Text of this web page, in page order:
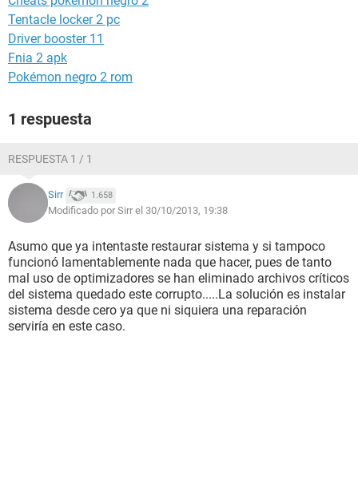
Tentacle locker 2 pc
Driver booster 11
Fnia 2 apk
Pokémon negro 2 rom
1 respuesta
RESPUESTA 1 / 1
Sirr 1.658
Modificado por Sirr el 30/10/2013, 19:38
Asumo que ya intentaste restaurar sistema y si tampoco
funcionó lamentablemente nada que hacer, pues de tanto
mal uso de optimizadores se han eliminado archivos críticos
del sistema quedado este corrupto.....La solución es instalar
sistema desde cero ya que ni siquiera una reparación
serviría en este caso.